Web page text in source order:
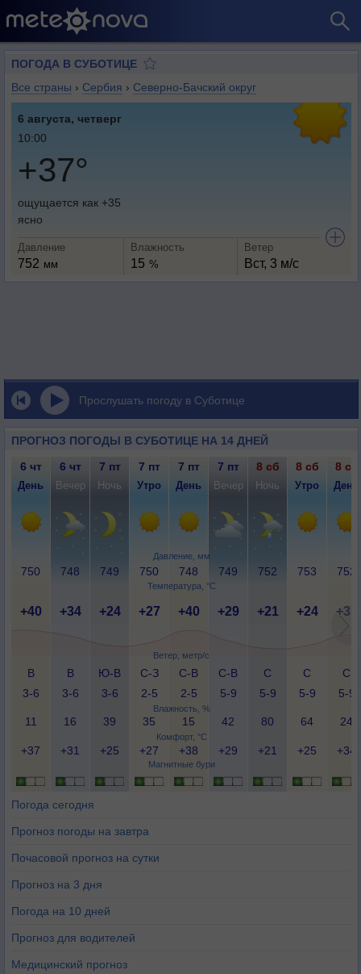
ПОГОДА В СУБОТИЦЕ
Все страны › Сербия › Северно-Бачский округ
6 августа, четверг
10:00
+37°
ощущается как +35
ясно
Давление
752 мм
Влажность
15 %
Ветер
Вст, 3 м/с
Прослушать погоду в Суботице
ПРОГНОЗ ПОГОДЫ В СУБОТИЦЕ НА 14 ДНЕЙ
Давление, мм
Температура, °C
Ветер, метр/с
Влажность, %
Комфорт, °C
Магнитные бури
6 чт 6 чт 7 пт 7 пт 7 пт 7 пт 8 сб 8 сб 8 сб
День Вечер Ночь Утро День Вечер Ночь Утро День
750 748 749 750 748 749 752 753 752
+40 +34 +24 +27 +40 +29 +21 +24 +35
В
3-6
В
3-6
Ю-В
3-6
С-З
2-5
С-В
2-5
С-В
5-9
С
5-9
С
5-9
С
5-9
11 16 39 35 15 42 80 64 24
+37 +31 +25 +27 +38 +29 +21 +25 +34
Погода сегодня
Прогноз погоды на завтра
Почасовой прогноз на сутки
Прогноз на 3 дня
Погода на 10 дней
Прогноз для водителей
Медицинский прогноз